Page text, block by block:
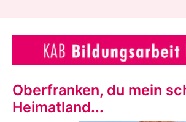
Oberfranken, du mein
Heimatland...